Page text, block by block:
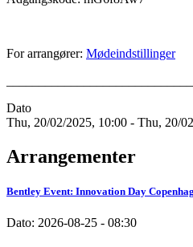
For arrangører: Mødeindstillinger
Dato
Thu, 20/02/2025, 10:00 - Thu, 20/
Arrangementer
Bentley Event: Innovation Day
Dato: 2026-08-25 - 08:30